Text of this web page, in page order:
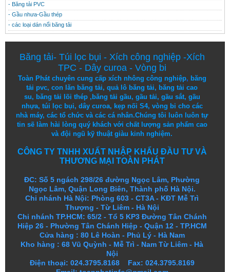
- Băng tải PVC
- Gầu nhưa-Gầu thép
- các loại dán nối băng tải
Băng tải- Túi lọc bụi - Xích công nghiệp-Xích
TPC - Dây curoa - Vòng bi
Toàn Phát chuyên cung cấp xích nhông công nghiệp, băng
tải pvc,con lăn băng tải,quả lô băng tải, băng tải cao
su, băng tải lõi thép,băng tải gầu, gầu tải, gầu sắt, gầu
nhựa, túi lọc bụi, dây curoa, kẹp nối S4, vòng bi cho các
nhà máy, các tổ chức và các cá nhân.Chúng tôi luôn luôn tự
tin sẽ làm hài lòng quý khách với chất lượng sảnphẩm cao
và đội ngũ kỹ thuật giàu kinh nghiệm.
CÔNG TY TNHH XUẤT NHẬP KHẨU ĐẦU TƯ VÀ
THƯƠNG MẠI TOÀN PHÁT
ĐC: Số 5 ngách 298/26 đường Ngọc Lâm, Phường
Ngọc Lâm, Quận Long Biên, Thành phố Hà Nội.
Chi nhánh Hà Nội: Phòng 603 - CT3A - KĐT Mễ Trì
Thượng - Từ Liêm - Hà Nội
Chi nhánh TP.HCM: 65/2 - Tổ 5 KP3 Đường Tân Chánh
Hiệp 26 - Phường Tân Chánh Hiệp - Quận 12 - TP.HCM
Cửa hàng : 80 Lê Hoàn - Phủ Lý - Hà Nam
Kho hàng :68 Vũ Quỳnh - Mễ Trì - Nam Từ Liêm - Hà
Nội
Điện thoại: 024.3795.8168 Fax: 024.3795.8169